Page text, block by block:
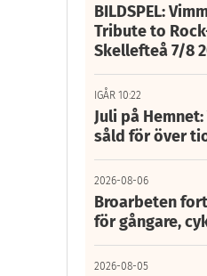
BILDSPEL:
Tribute to
Skellefteå 7/8
IGÅR 10:22
Juli på
såld för över
2026-08-06
Broarbeten
för gångare,
2026-08-05